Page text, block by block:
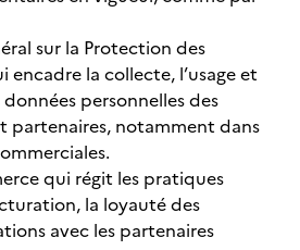
sur la Protection des
encadre la collecte, l’usage et
personnelles des
partenaires, notamment dans
qui régit les pratiques
la loyauté des
avec les partenaires